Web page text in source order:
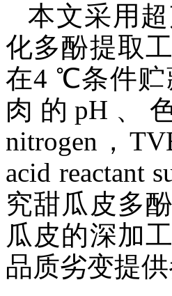
本文采用
化多酚提取
在4 ℃条件贮
肉的pH、
nitrogen，
acid reactant
究甜瓜皮多
瓜皮的深加
品质劣变提供